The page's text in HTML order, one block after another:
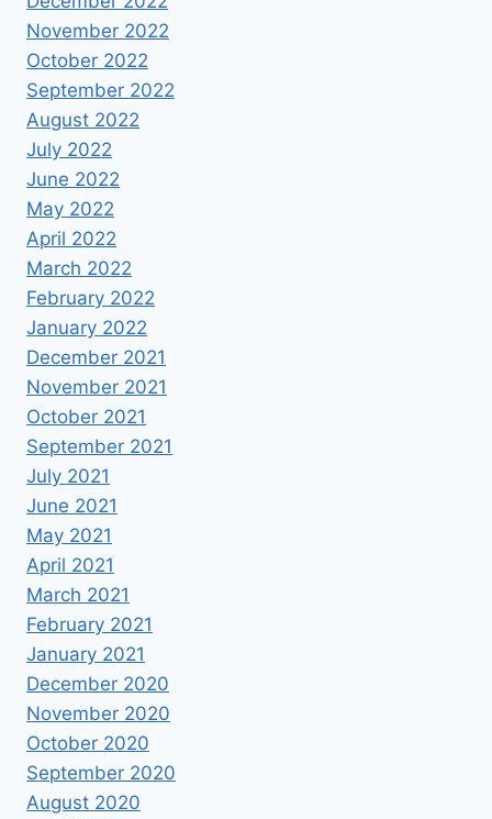
November 2022
October 2022
September 2022
August 2022
July 2022
June 2022
May 2022
April 2022
March 2022
February 2022
January 2022
December 2021
November 2021
October 2021
September 2021
July 2021
June 2021
May 2021
April 2021
March 2021
February 2021
January 2021
December 2020
November 2020
October 2020
September 2020
August 2020